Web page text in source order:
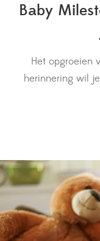
Baby
Het opgroeien
herinnering wil